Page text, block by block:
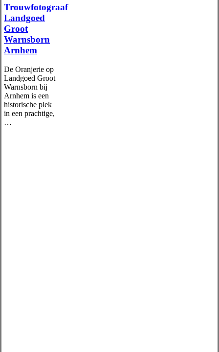
Trouwfotograaf
Landgoed
Groot
Warnsborn
Arnhem
De Oranjerie op
Landgoed Groot
Warnsborn bij
Arnhem is een
historische plek
in een prachtige,
…